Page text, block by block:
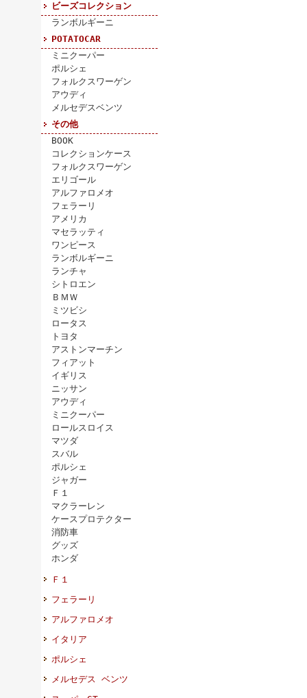
ビーズコレクション
ランボルギーニ
POTATOCAR
ミニクーパー
ポルシェ
フォルクスワーゲン
アウディ
メルセデスベンツ
その他
BOOK
コレクションケース
フォルクスワーゲン
エリゴール
アルファロメオ
フェラーリ
アメリカ
マセラッティ
ワンピース
ランボルギーニ
ランチャ
シトロエン
ＢＭＷ
ミツビシ
ロータス
トヨタ
アストンマーチン
フィアット
イギリス
ニッサン
アウディ
ミニクーパー
ロールスロイス
マツダ
スバル
ポルシェ
ジャガー
Ｆ１
マクラーレン
ケースプロテクター
消防車
グッズ
ホンダ
Ｆ１
フェラーリ
アルファロメオ
イタリア
ポルシェ
メルセデス ベンツ